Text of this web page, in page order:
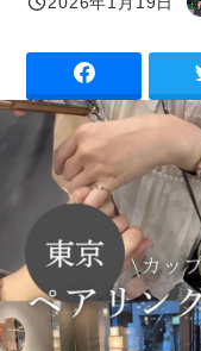
投稿日